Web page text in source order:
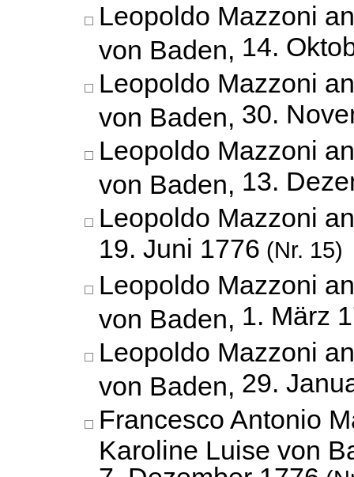
Leopoldo Mazzoni
von Baden, 14.
Leopoldo Mazzoni
von Baden, 30.
Leopoldo Mazzoni
von Baden, 13.
Leopoldo Mazzoni
19. Juni 1776 (Nr. 15)
Leopoldo Mazzoni
von Baden, 1. März
Leopoldo Mazzoni
von Baden, 29.
Francesco Antonio
Karoline Luise von